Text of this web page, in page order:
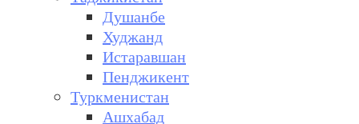
Душанбе
Худжанд
Истаравшан
Пенджикент
Туркменистан
Ашхабад